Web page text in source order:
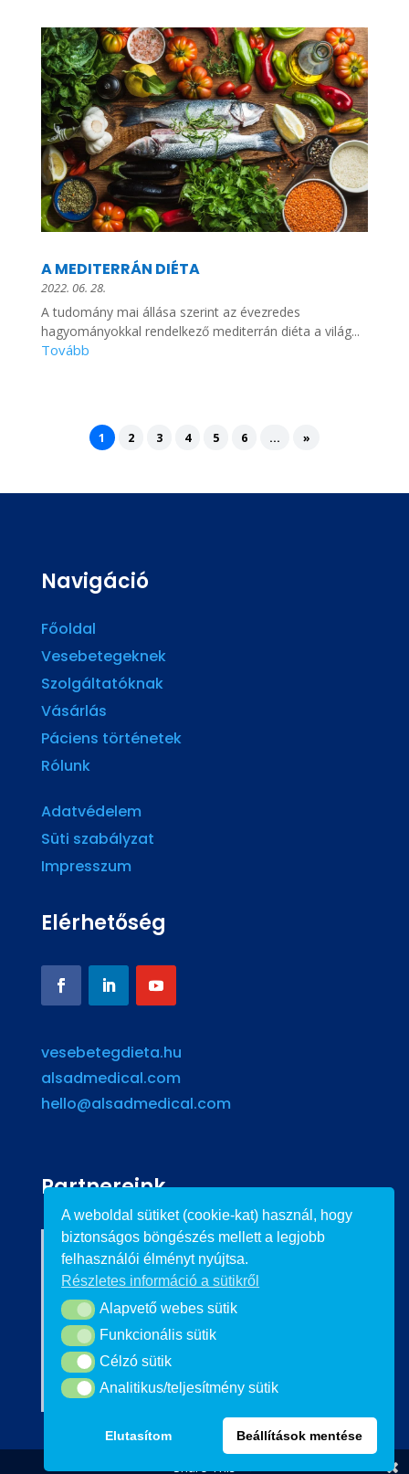
A MEDITERRÁN DIÉTA
2022. 06. 28.
A tudomány mai állása szerint az évezredes
hagyományokkal rendelkező mediterrán diéta a világ...
1 2 3 4 5 6 ... »
Navigáció
Főoldal
Vesebetegeknek
Szolgáltatóknak
Vásárlás
Páciens történetek
Rólunk
Adatvédelem
Süti szabályzat
Impresszum
Elérhetőség
vesebetegdieta.hu
alsadmedical.com
hello@alsadmedical.com
Partnereink
Share This
A weboldal sütiket (cookie-kat) használ, hogy
biztonságos böngészés mellett a legjobb
felhasználói élményt nyújtsa.
Részletes információ a sütikről
Alapvető webes sütik
Alapvető webes sütik
Funkcionális sütik
Funkcionális sütik
Célzó sütikCélzó sütik
Analitikus/teljesítmény sütik
Analitikus/teljesítmény sütik
Elutasítom Beállítások mentése